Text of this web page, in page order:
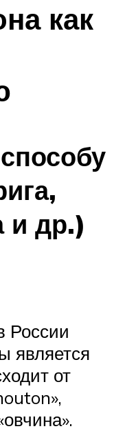
как
и др.)
России
является
от